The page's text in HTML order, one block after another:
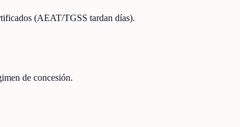
(AEAT/TGSS tardan días).
de concesión.